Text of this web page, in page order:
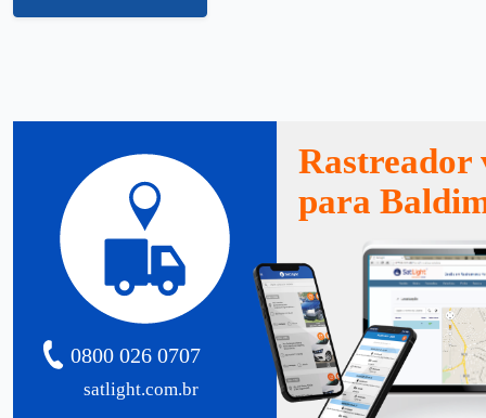
satlight.com.br
0800 026 0707
Rastreador
para